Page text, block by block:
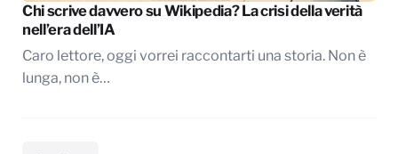
Chi scrive davvero su Wikipedia? La crisi della verità
nell’era dell’IA
Caro lettore, oggi vorrei raccontarti una storia. Non è
lunga, non è…